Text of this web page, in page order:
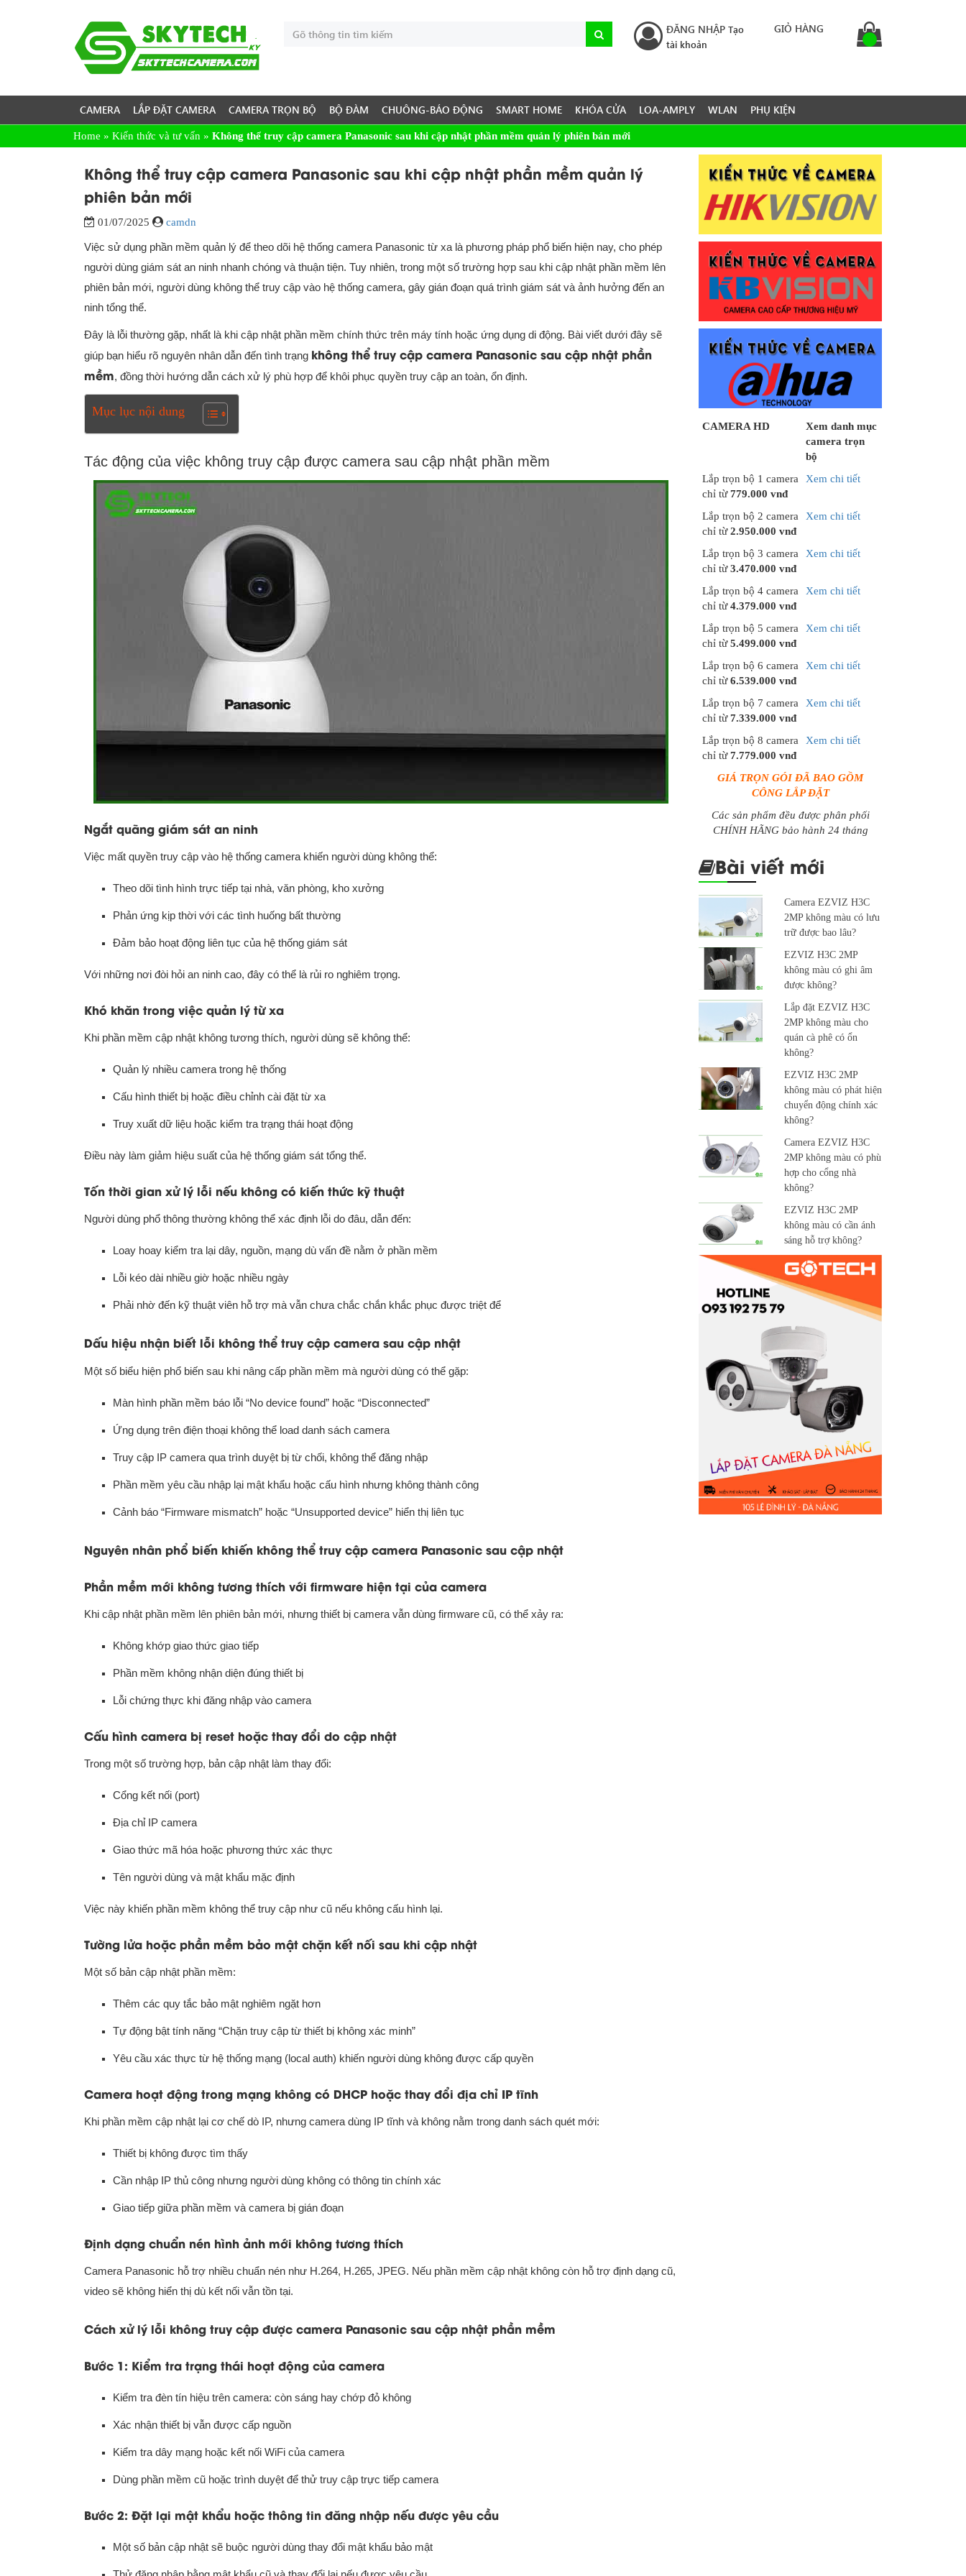
ĐĂNG NHẬP Tạo
tài khoản
GIỎ HÀNG
CAMERA LẮP ĐẶT CAMERA CAMERA TRỌN BỘ BỘ ĐÀM CHUÔNG-BÁO ĐỘNG SMART HOME KHÓA CỬA LOA-AMPLY WLAN PHỤ KIỆN
Home » Kiến thức và tư vấn » Không thể truy cập camera Panasonic sau khi cập nhật phần mềm quản lý phiên bản mới
Không thể truy cập camera Panasonic sau khi cập nhật phần mềm quản lý
phiên bản mới
01/07/2025 camdn
Việc sử dụng phần mềm quản lý để theo dõi hệ thống camera Panasonic từ xa là phương pháp phổ biến hiện nay, cho phép
người dùng giám sát an ninh nhanh chóng và thuận tiện. Tuy nhiên, trong một số trường hợp sau khi cập nhật phần mềm lên
phiên bản mới, người dùng không thể truy cập vào hệ thống camera, gây gián đoạn quá trình giám sát và ảnh hưởng đến an
ninh tổng thể.
Đây là lỗi thường gặp, nhất là khi cập nhật phần mềm chính thức trên máy tính hoặc ứng dụng di động. Bài viết dưới đây sẽ
giúp bạn hiểu rõ nguyên nhân dẫn đến tình trạng không thể truy cập camera Panasonic sau cập nhật phần
mềm, đồng thời hướng dẫn cách xử lý phù hợp để khôi phục quyền truy cập an toàn, ổn định.
Mục lục nội dung
Tác động của việc không truy cập được camera sau cập nhật phần mềm
Ngắt quãng giám sát an ninh
Việc mất quyền truy cập vào hệ thống camera khiến người dùng không thể:
Theo dõi tình hình trực tiếp tại nhà, văn phòng, kho xưởng
Phản ứng kịp thời với các tình huống bất thường
Đảm bảo hoạt động liên tục của hệ thống giám sát
Với những nơi đòi hỏi an ninh cao, đây có thể là rủi ro nghiêm trọng.
Khó khăn trong việc quản lý từ xa
Khi phần mềm cập nhật không tương thích, người dùng sẽ không thể:
Quản lý nhiều camera trong hệ thống
Cấu hình thiết bị hoặc điều chỉnh cài đặt từ xa
Truy xuất dữ liệu hoặc kiểm tra trạng thái hoạt động
Điều này làm giảm hiệu suất của hệ thống giám sát tổng thể.
Tốn thời gian xử lý lỗi nếu không có kiến thức kỹ thuật
Người dùng phổ thông thường không thể xác định lỗi do đâu, dẫn đến:
Loay hoay kiểm tra lại dây, nguồn, mạng dù vấn đề nằm ở phần mềm
Lỗi kéo dài nhiều giờ hoặc nhiều ngày
Phải nhờ đến kỹ thuật viên hỗ trợ mà vẫn chưa chắc chắn khắc phục được triệt để
Dấu hiệu nhận biết lỗi không thể truy cập camera sau cập nhật
Một số biểu hiện phổ biến sau khi nâng cấp phần mềm mà người dùng có thể gặp:
Màn hình phần mềm báo lỗi “No device found” hoặc “Disconnected”
Ứng dụng trên điện thoại không thể load danh sách camera
Truy cập IP camera qua trình duyệt bị từ chối, không thể đăng nhập
Phần mềm yêu cầu nhập lại mật khẩu hoặc cấu hình nhưng không thành công
Cảnh báo “Firmware mismatch” hoặc “Unsupported device” hiển thị liên tục
Nguyên nhân phổ biến khiến không thể truy cập camera Panasonic sau cập nhật
Phần mềm mới không tương thích với firmware hiện tại của camera
Khi cập nhật phần mềm lên phiên bản mới, nhưng thiết bị camera vẫn dùng firmware cũ, có thể xảy ra:
Không khớp giao thức giao tiếp
Phần mềm không nhận diện đúng thiết bị
Lỗi chứng thực khi đăng nhập vào camera
Cấu hình camera bị reset hoặc thay đổi do cập nhật
Trong một số trường hợp, bản cập nhật làm thay đổi:
Cổng kết nối (port)
Địa chỉ IP camera
Giao thức mã hóa hoặc phương thức xác thực
Tên người dùng và mật khẩu mặc định
Việc này khiến phần mềm không thể truy cập như cũ nếu không cấu hình lại.
Tường lửa hoặc phần mềm bảo mật chặn kết nối sau khi cập nhật
Một số bản cập nhật phần mềm:
Thêm các quy tắc bảo mật nghiêm ngặt hơn
Tự động bật tính năng “Chặn truy cập từ thiết bị không xác minh”
Yêu cầu xác thực từ hệ thống mạng (local auth) khiến người dùng không được cấp quyền
Camera hoạt động trong mạng không có DHCP hoặc thay đổi địa chỉ IP tĩnh
Khi phần mềm cập nhật lại cơ chế dò IP, nhưng camera dùng IP tĩnh và không nằm trong danh sách quét mới:
Thiết bị không được tìm thấy
Cần nhập IP thủ công nhưng người dùng không có thông tin chính xác
Giao tiếp giữa phần mềm và camera bị gián đoạn
Định dạng chuẩn nén hình ảnh mới không tương thích
Camera Panasonic hỗ trợ nhiều chuẩn nén như H.264, H.265, JPEG. Nếu phần mềm cập nhật không còn hỗ trợ định dạng cũ,
video sẽ không hiển thị dù kết nối vẫn tồn tại.
Cách xử lý lỗi không truy cập được camera Panasonic sau cập nhật phần mềm
Bước 1: Kiểm tra trạng thái hoạt động của camera
Kiểm tra đèn tín hiệu trên camera: còn sáng hay chớp đỏ không
Xác nhận thiết bị vẫn được cấp nguồn
Kiểm tra dây mạng hoặc kết nối WiFi của camera
Dùng phần mềm cũ hoặc trình duyệt để thử truy cập trực tiếp camera
Bước 2: Đặt lại mật khẩu hoặc thông tin đăng nhập nếu được yêu cầu
Một số bản cập nhật sẽ buộc người dùng thay đổi mật khẩu bảo mật
CAMERA HD
Xem danh mục
camera trọn
bộ
Lắp trọn bộ 1 camera
chỉ từ779.000 vnđ
Xem chi tiết
Lắp trọn bộ 2 camera
chỉ từ2.950.000 vnđ
Xem chi tiết
Lắp trọn bộ 3 camera
chỉ từ3.470.000 vnđ
Xem chi tiết
Lắp trọn bộ 4 camera
chỉ từ4.379.000 vnđ
Xem chi tiết
Lắp trọn bộ 5 camera
chỉ từ5.499.000 vnđ
Xem chi tiết
Lắp trọn bộ 6 camera
chỉ từ6.539.000 vnđ
Xem chi tiết
Lắp trọn bộ 7 camera
chỉ từ7.339.000 vnđ
Xem chi tiết
Lắp trọn bộ 8 camera
chỉ từ7.779.000 vnđ
Xem chi tiết
GIÁ TRỌN GÓI ĐÃ BAO GỒM
CÔNG LẮP ĐẶT
Các sản phẩm đều được phân phối
CHÍNH HÃNG bảo hành 24 tháng
Bài viết mới
Camera EZVIZ H3C
2MP không màu có lưu
trữ được bao lâu?
EZVIZ H3C 2MP
không màu có ghi âm
được không?
Lắp đặt EZVIZ H3C
2MP không màu cho
quán cà phê có ổn
không?
EZVIZ H3C 2MP
không màu có phát hiện
chuyển động chính xác
không?
Camera EZVIZ H3C
2MP không màu có phù
hợp cho cổng nhà
không?
EZVIZ H3C 2MP
không màu có cần ánh
sáng hỗ trợ không?